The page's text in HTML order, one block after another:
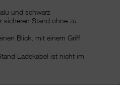
und schwarz
sicheren Stand ohne zu
Blick, mit einem Griff
Ladekabel ist nicht im